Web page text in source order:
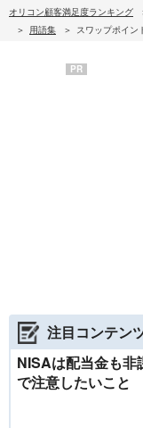
オリコン顧客満足度ランキング
用語集
スワップポイン
PR
注目コンテン
NISAは配当金も非
で注意したいこと